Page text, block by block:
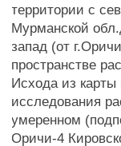
территории с
Мурманской
запад (от
пространстве
Исхода из карты
исследования
умеренном
Оричи-4